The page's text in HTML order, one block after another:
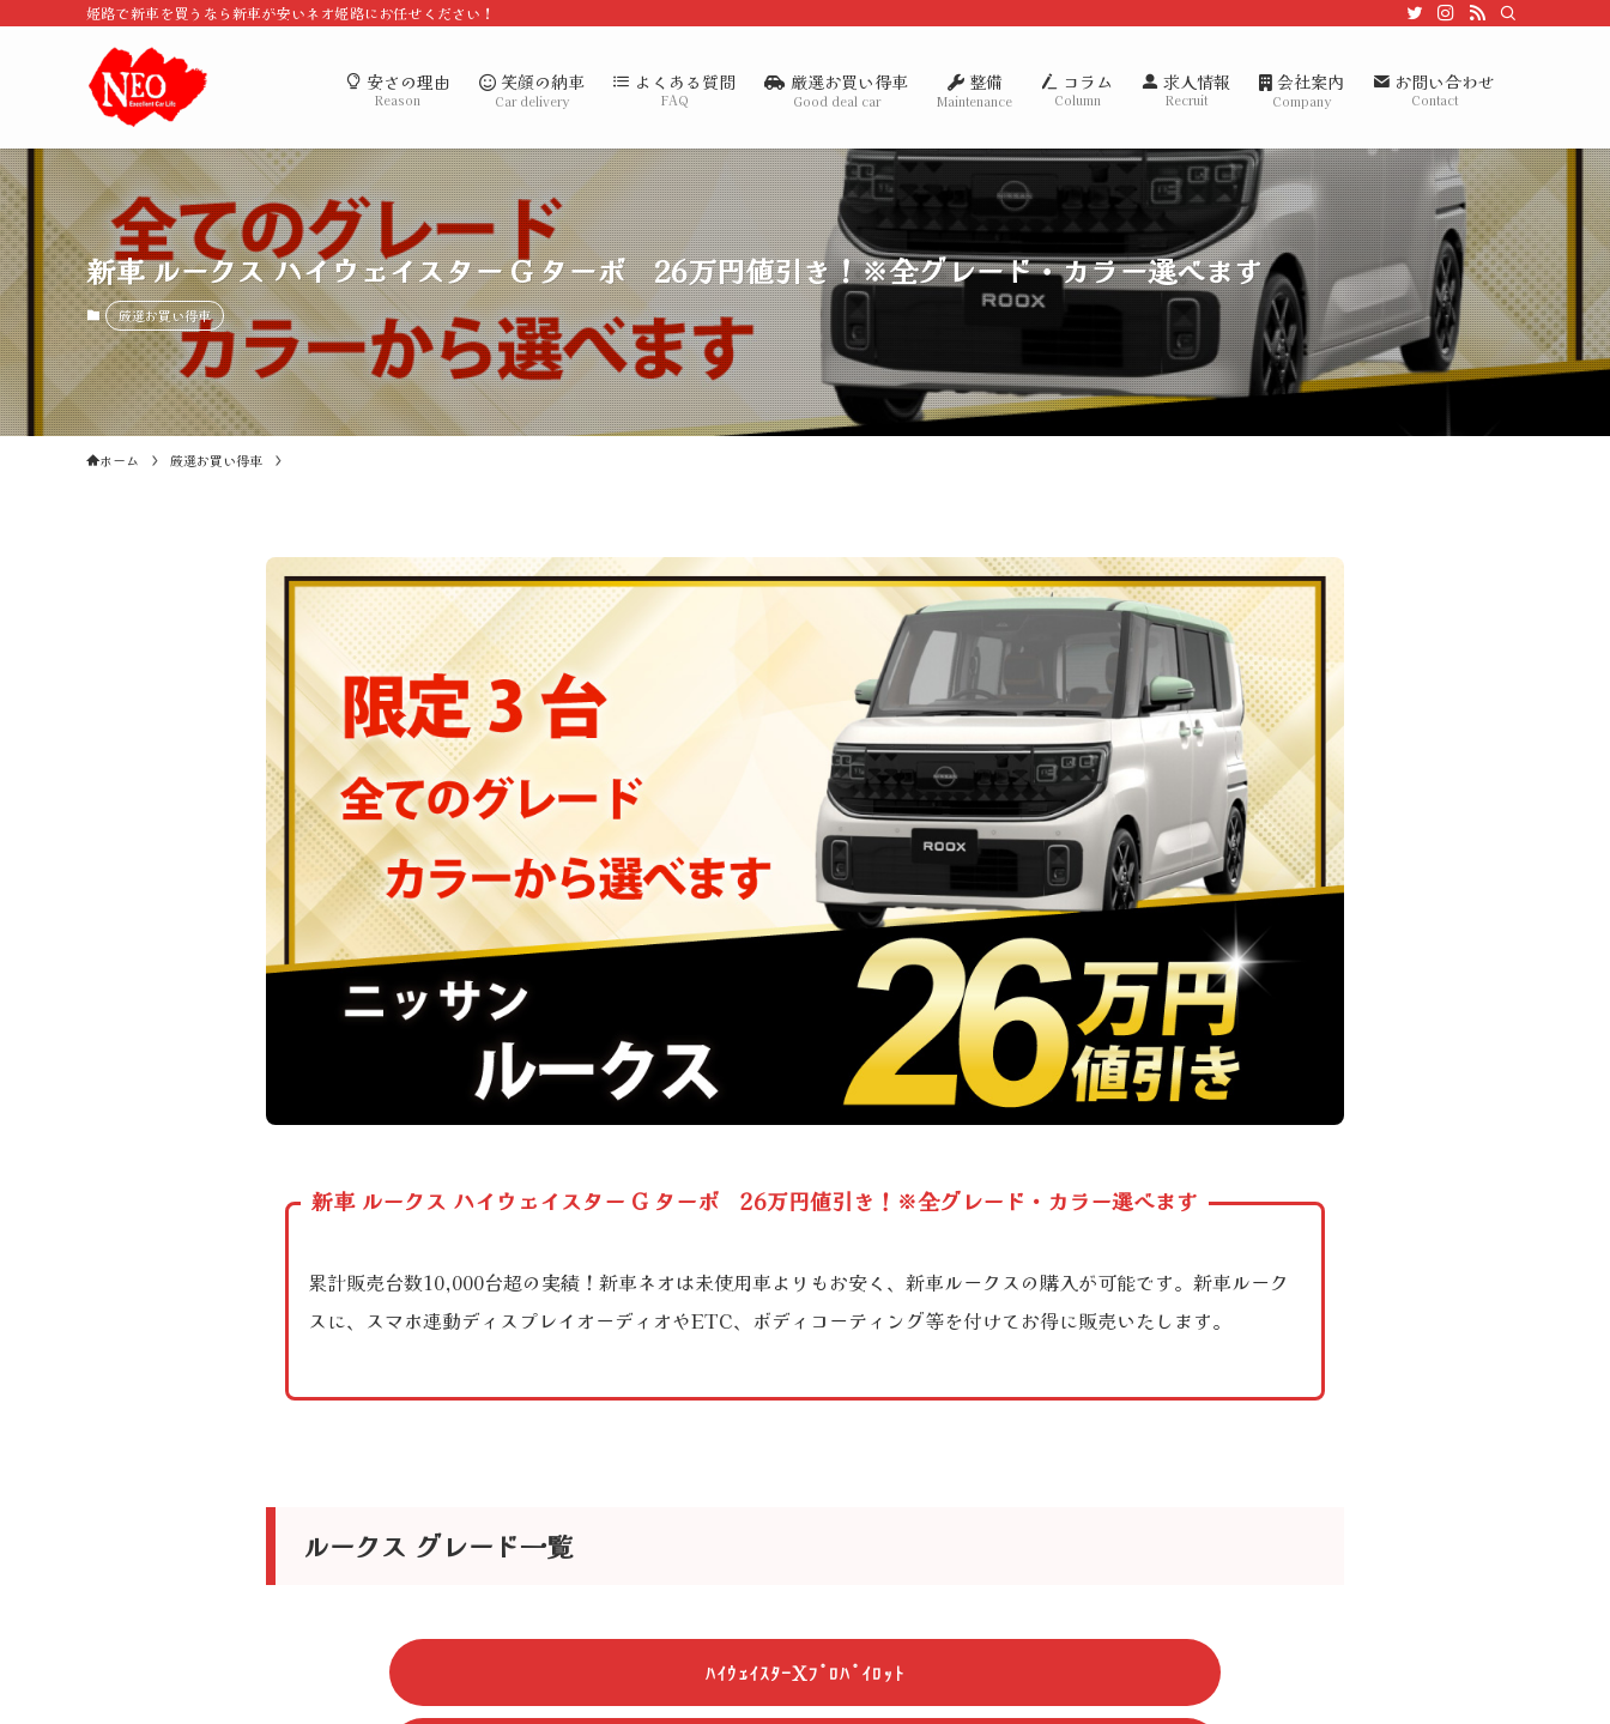
姫路で新車を買うなら新車が安いネオ姫路にお任せください！
安さの理由
Reason
笑顔の納車
Car delivery
よくある質問
FAQ
厳選お買い得車
Good deal car
整備
Maintenance
コラム
Column
求人情報
Recruit
会社案内
Company
お問い合わせ
Contact
新車 ルークス ハイウェイスター G ターボ 26万円値引き！※全グレード・カラー選べます
厳選お買い得車
ホーム 厳選お買い得車
新車 ルークス ハイウェイスター G ターボ 26万円値引き！※全グレード・カラー選べます
累計販売台数10,000台超の実績！新車ネオは未使用車よりもお安く、新車ルークスの購入が可能です。新車ルーク
スに、スマホ連動ディスプレイオーディオやETC、ボディコーティング等を付けてお得に販売いたします。
ルークス グレード一覧
ﾊｲｳｪｲｽﾀｰXﾌﾟﾛﾊﾟｲﾛｯﾄ